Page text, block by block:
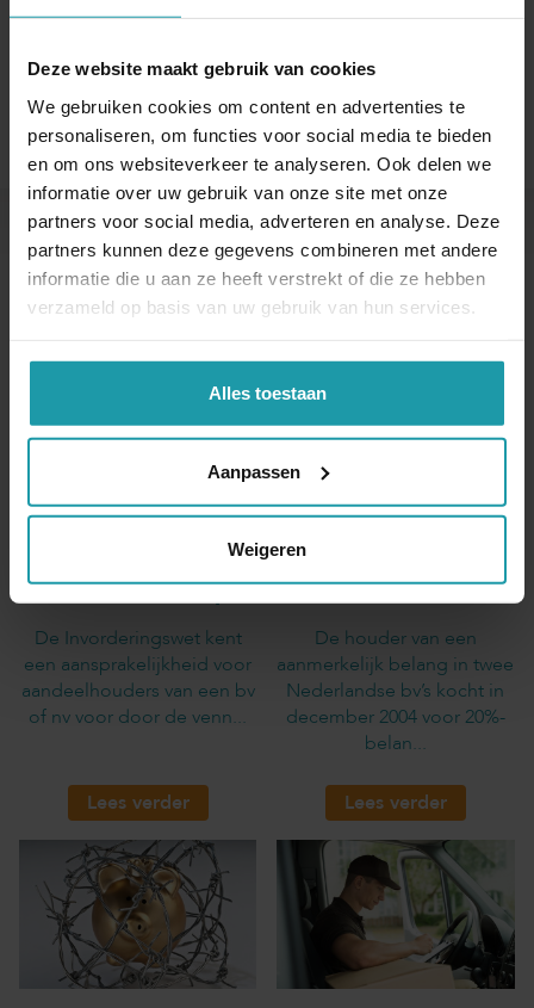
Deze website maakt gebruik van cookies
We gebruiken cookies om content en advertenties te
personaliseren, om functies voor social media te bieden
en om ons websiteverkeer te analyseren. Ook delen we
informatie over uw gebruik van onze site met onze
partners voor social media, adverteren en analyse. Deze
partners kunnen deze gegevens combineren met andere
informatie die u aan ze heeft verstrekt of die ze hebben
verzameld op basis van uw gebruik van hun services.
Alles toestaan
Aanpassen
Weigeren
Andere interessante artikelen
Verkopende
aandeelhouder deed
onderzoek naar koper
De Invorderingswet kent
een aansprakelijkheid voor
aandeelhouders van een bv
of nv voor door de venn...
Lees verder
aan bv voor te lage
waarde
De houder van een
aanmerkelijk belang in twee
Nederlandse bv’s kocht in
december 2004 voor 20%-
belan...
Lees verder